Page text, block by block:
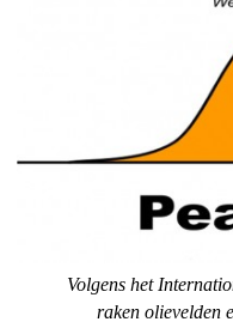
Volgens het
raken olievelden